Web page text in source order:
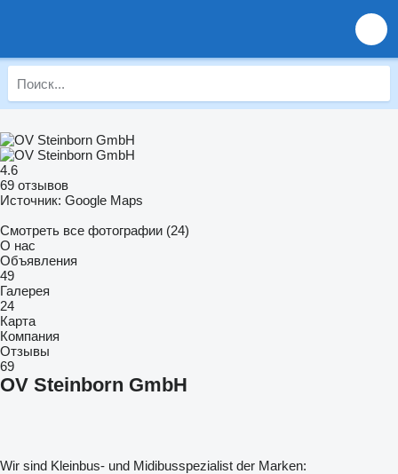
4.6
69 отзывов
Источник: Google Maps
Смотреть все фотографии (24)
О нас
Объявления
49
Галерея
24
Карта
Компания
Отзывы
69
OV Steinborn GmbH
Wir sind Kleinbus- und Midibusspezialist der Marken: